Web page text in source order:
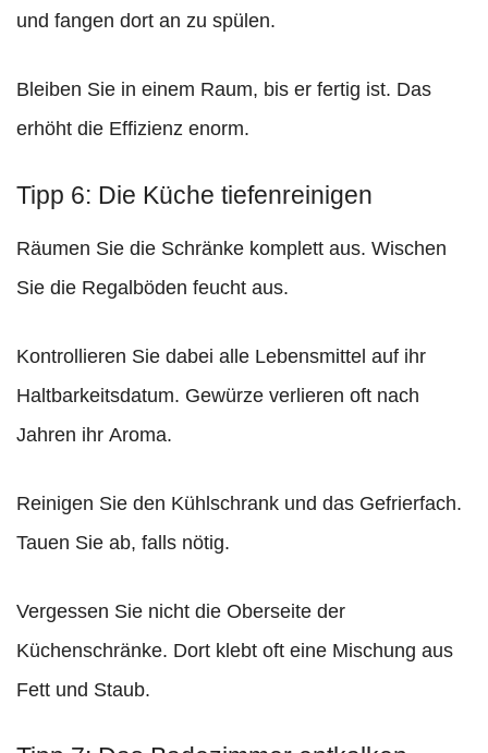
und fangen dort an zu spülen.
Bleiben Sie in einem Raum, bis er fertig ist. Das
erhöht die Effizienz enorm.
Tipp 6: Die Küche tiefenreinigen
Räumen Sie die Schränke komplett aus. Wischen
Sie die Regalböden feucht aus.
Kontrollieren Sie dabei alle Lebensmittel auf ihr
Haltbarkeitsdatum. Gewürze verlieren oft nach
Jahren ihr Aroma.
Reinigen Sie den Kühlschrank und das Gefrierfach.
Tauen Sie ab, falls nötig.
Vergessen Sie nicht die Oberseite der
Küchenschränke. Dort klebt oft eine Mischung aus
Fett und Staub.